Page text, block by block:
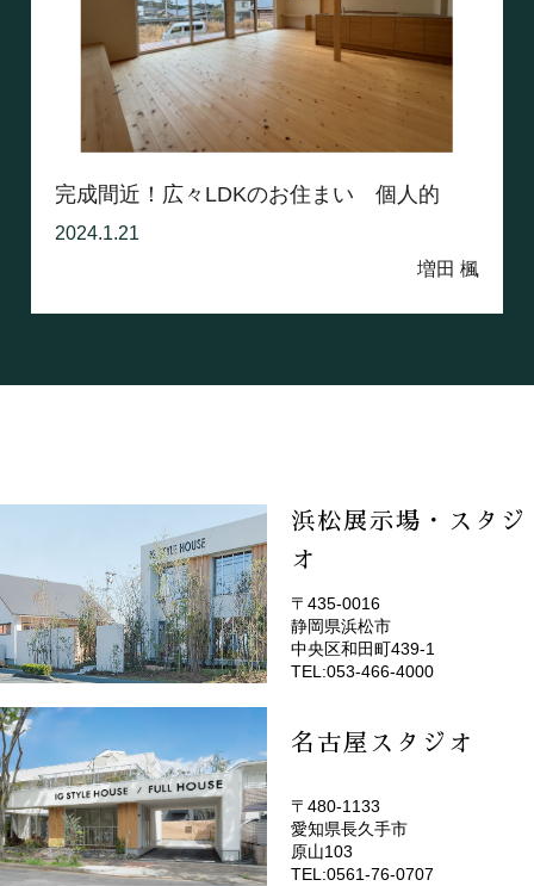
完成間近！広々LDKのお住まい 個人的
な...
2024.1.21
増田 楓
浜松展示場・スタジ
オ
(EMOTOP浜松)
〒435-0016
静岡県浜松市
中央区和田町439-1
TEL:053-466-4000
名古屋スタジオ
(EMOTOP名古屋)
〒480-1133
愛知県長久手市
原山103
TEL:0561-76-0707